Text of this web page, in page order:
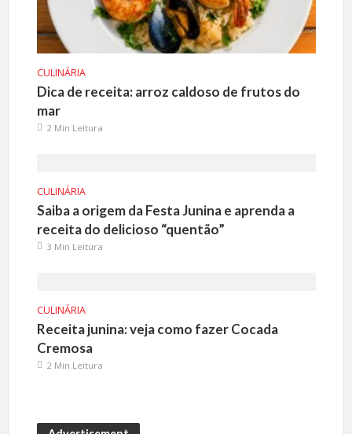
CULINÁRIA
Dica de receita: arroz caldoso de frutos do
mar
2 Min Leitura
CULINÁRIA
Saiba a origem da Festa Junina e aprenda a
receita do delicioso “quentão”
3 Min Leitura
CULINÁRIA
Receita junina: veja como fazer Cocada
Cremosa
2 Min Leitura